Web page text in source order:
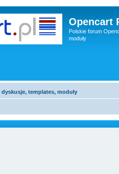
Opencart
Polskie forum
moduły
templates, moduły